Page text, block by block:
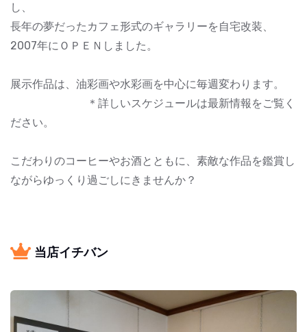
し、
長年の夢だったカフェ形式のギャラリーを自宅改装、
2007年にＯＰＥＮしました。
展示作品は、油彩画や水彩画を中心に毎週変わります。
＊詳しいスケジュールは最新情報をご覧く
ださい。
こだわりのコーヒーやお酒とともに、素敵な作品を鑑賞し
ながらゆっくり過ごしにきませんか？
当店イチバン